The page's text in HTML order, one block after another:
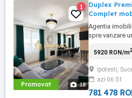
Promovat 18
1
Duplex
Complet
Agentia
spre vanzare
Imobilul are o
Proprietatea
utilata, fiind
investitii
5920 RON/m2
Ipotesti,
azi 06:51
781 478